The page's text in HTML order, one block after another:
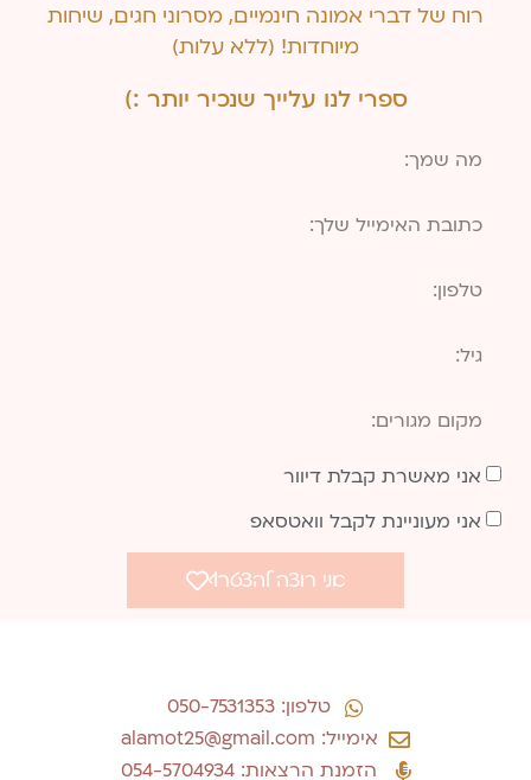
רוח של דברי אמונה חינמיים, מסרוני חגים, שיחות
מיוחדות! (ללא עלות)
ספרי לנו עלייך שנכיר יותר :)
אני מאשרת קבלת דיוור
אני מעוניינת לקבל וואטסאפ
אני רוצה להצטרף
טלפון: 050-7531353
אימייל: alamot25@gmail.com
הזמנת הרצאות: 054-5704934